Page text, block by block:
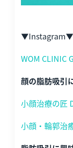
▼Instagram▼
WOM CLINIC
顔の脂肪吸引
小顔治療の匠
小顔・輪郭治